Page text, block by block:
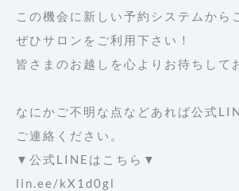
この機会に新しい予約システムから
ぜひサロンをご利用下さい！
皆さまのお越しを心よりお待ちして
なにかご不明な点などあれば公式
ご連絡ください。
▼公式LINEはこちら▼
lin.ee/kX1d0gl